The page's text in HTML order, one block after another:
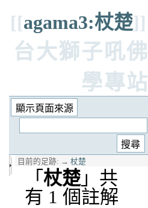
[[agama3:杖楚]]
台大獅子吼佛
學專站
目前的足跡: → 杖楚
「 杖楚 」共
有 1 個註解